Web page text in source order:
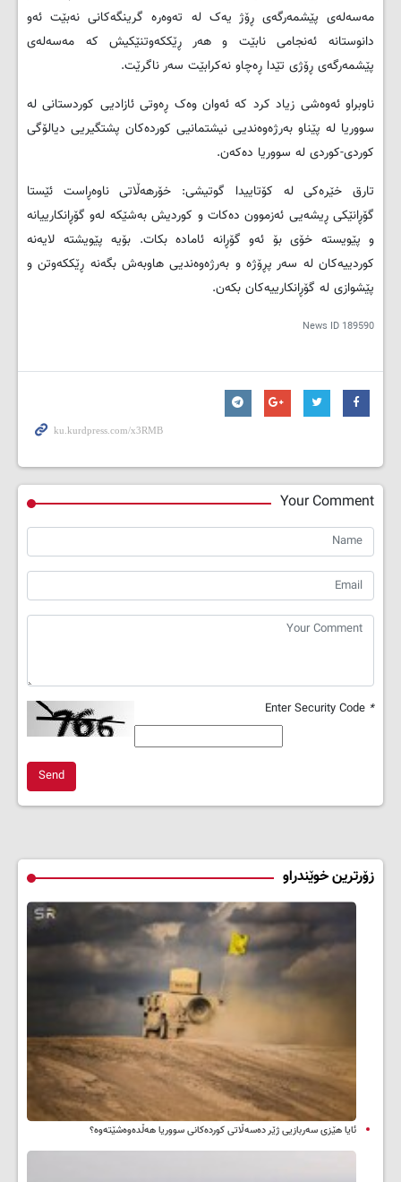
مەسەلەی پێشمەرگەی ڕۆژ یەک لە تەوەرە گرینگەکانی نەبێت ئەو
دانوستانە ئەنجامی نابێت و هەر ڕێککەوتنێکیش کە مەسەلەی
پێشمەرگەی ڕۆژی تێدا ڕەچاو نەکرابێت سەر ناگرێت.
ناوبراو ئەوەشی زیاد کرد کە ئەوان وەک ڕەوتی ئازادیی کوردستانی لە
سووریا لە پێناو بەرژەوەندیی نیشتمانیی کوردەکان پشتگیریی دیالۆگی
کوردی-کوردی لە سووریا دەکەن.
تارق خێرەکی لە کۆتاییدا گوتیشی: خۆرهەڵاتی ناوەڕاست ئێستا
گۆڕانێکی ڕیشەیی ئەزموون دەکات و کوردیش بەشێکە لەو گۆڕانکارییانە
و پێویستە خۆی بۆ ئەو گۆڕانە ئامادە بکات. بۆیە پێویشتە لایەنە
کوردییەکان لە سەر پڕۆژە و بەرژەوەندیی هاوبەش بگەنە ڕێککەوتن و
پێشوازی لە گۆڕانکارییەکان بکەن.
News ID 189590
Your Comment
*
Send
زۆرترین خوێندراو
ئایا هێزی سەربازیی ژێر دەسەڵاتی کوردەکانی سووریا هەڵدەوەشێتەوە؟